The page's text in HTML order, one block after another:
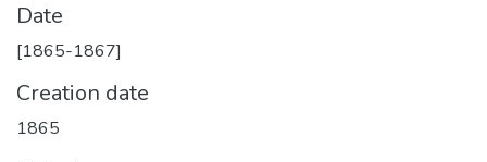
Date
[1865-1867]
Creation date
1865